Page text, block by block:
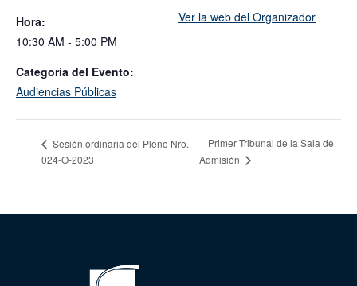
Hora:
10:30 AM - 5:00 PM
Categoría del Evento:
Audiencias Públicas
Ver la web del Organizador
Sesión ordinaria del Pleno Nro.
024-O-2023
Primer Tribunal de la Sala de
Admisión